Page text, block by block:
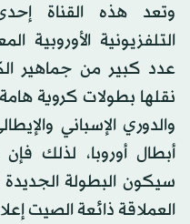
وتعد هذه القناة
عدد كبير من جماهير
نقلها بطولات كروية
والدوري الإسباني
أبطال أوروبا، لذلك
سيكون البطولة
العملاقة ذائعة الصيت